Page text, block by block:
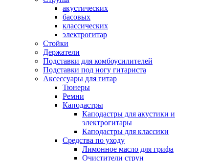
акустических
басовых
классических
электрогитар
Стойки
Держатели
Подставки для комбоусилителей
Подставки под ногу гитариста
Аксессуары для гитар
Тюнеры
Ремни
Каподастры
Каподастры для акустики и
электрогитары
Каподастры для классики
Средства по уходу
Лимонное масло для грифа
Очистители струн